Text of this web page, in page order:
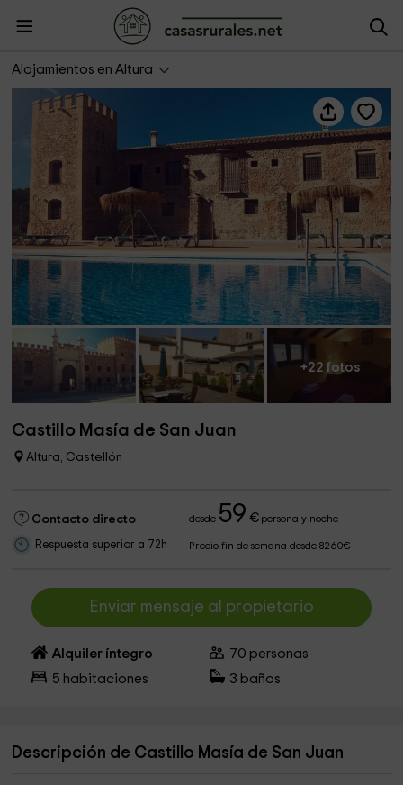
Alojamientos en Altura
Castillo Masía de San Juan
+22 fotos
Castillo Masía de San Juan
Altura, Castellón
Contacto directo desde 59 €persona y noche
Respuesta superior a 72h Precio fin de semana desde 8260€
Enviar mensaje al propietario
Alquiler íntegro 70 personas
5 habitaciones 3 baños
Descripción de Castillo Masía de San Juan